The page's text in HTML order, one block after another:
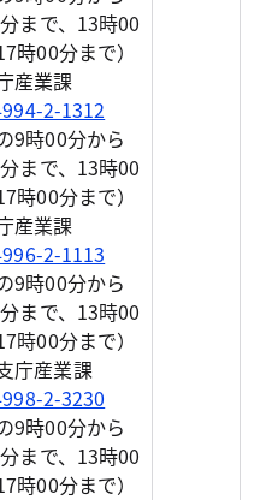
まで、13時00
時00分まで）
産業課
2-1312
9時00分から
まで、13時00
時00分まで）
産業課
2-1113
9時00分から
まで、13時00
時00分まで）
庁産業課
2-3230
9時00分から
まで、13時00
時00分まで）